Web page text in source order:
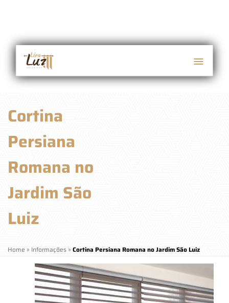
Cortina
Persiana
Romana no
Jardim São
Luiz
Home » Informações » Cortina Persiana Romana no Jardim São Luiz